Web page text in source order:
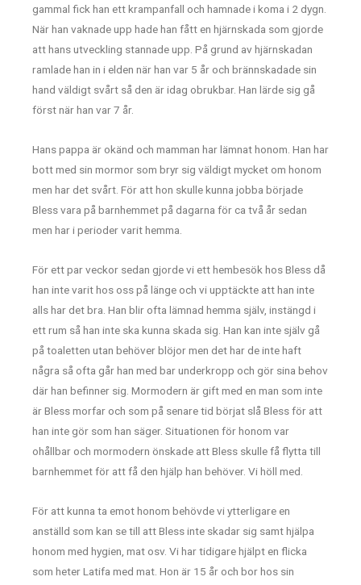
gammal fick han ett krampanfall och hamnade i koma i 2 dygn.
När han vaknade upp hade han fått en hjärnskada som gjorde
att hans utveckling stannade upp. På grund av hjärnskadan
ramlade han in i elden när han var 5 år och brännskadade sin
hand väldigt svårt så den är idag obrukbar. Han lärde sig gå
först när han var 7 år.
Hans pappa är okänd och mamman har lämnat honom. Han har
bott med sin mormor som bryr sig väldigt mycket om honom
men har det svårt. För att hon skulle kunna jobba började
Bless vara på barnhemmet på dagarna för ca två år sedan
men har i perioder varit hemma.
För ett par veckor sedan gjorde vi ett hembesök hos Bless då
han inte varit hos oss på länge och vi upptäckte att han inte
alls har det bra. Han blir ofta lämnad hemma själv, instängd i
ett rum så han inte ska kunna skada sig. Han kan inte själv gå
på toaletten utan behöver blöjor men det har de inte haft
några så ofta går han med bar underkropp och gör sina behov
där han befinner sig. Mormodern är gift med en man som inte
är Bless morfar och som på senare tid börjat slå Bless för att
han inte gör som han säger. Situationen för honom var
ohållbar och mormodern önskade att Bless skulle få flytta till
barnhemmet för att få den hjälp han behöver. Vi höll med.
För att kunna ta emot honom behövde vi ytterligare en
anställd som kan se till att Bless inte skadar sig samt hjälpa
honom med hygien, mat osv. Vi har tidigare hjälpt en flicka
som heter Latifa med mat. Hon är 15 år och bor hos sin